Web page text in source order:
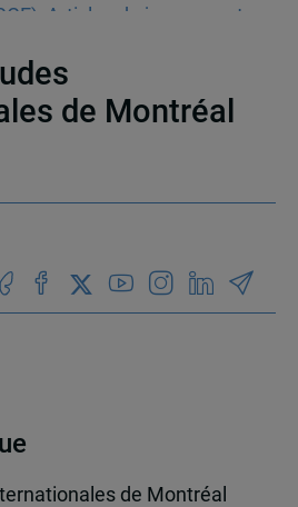
Articles de journaux et
de Montréal
de Montréal